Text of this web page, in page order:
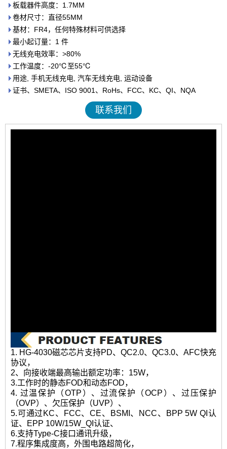
板载器件高度：1.7MM
卷材尺寸：直径55MM
基材：FR4，任何特殊材料可供选择
最小起订量：1 件
无线充电效率：>80%
工作温度：-20℃至55℃
用途, 手机无线充电, 汽车无线充电, 运动设备
证书、SMETA、ISO 9001、RoHs、FCC、KC、QI、NQA
联系我们
1. HG-4030磁芯芯片支持PD、QC2.0、QC3.0、AFC快充
协议，
2、向接收端最高输出额定功率：15W，
3.工作时的静态FOD和动态FOD，
4. 过温保护（OTP）、过流保护（OCP）、过压保护
（OVP）、欠压保护（UVP）、
5.可通过KC、FCC、CE、BSMI、NCC、BPP 5W QI认
证、EPP 10W/15W_QI认证、
6.支持Type-C接口通讯升级，
7.程序集成度高，外围电路超简化，